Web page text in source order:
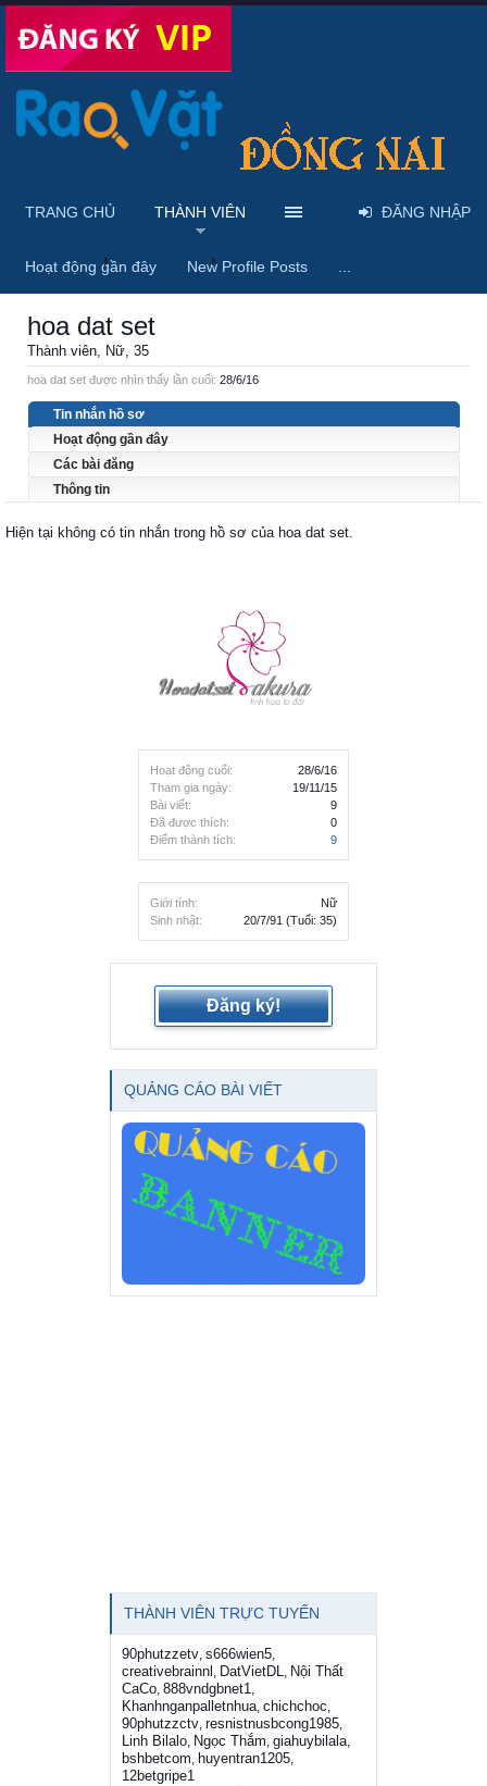
Trang chủ Thành viên hoa dat set
Hoạt động cuối:
28/6/16
Tham gia ngày:
19/11/15
Bài viết:
9
Đã được thích:
0
Điểm thành tích:
9
Giới tính:
Nữ
Sinh nhật:
20/7/91 (Tuổi: 35)
hoa dat set
Thành viên, Nữ, 35
hoa dat set được nhìn thấy lần cuối: 28/6/16
Tin nhắn hồ sơ
Hoạt động gần đây
Các bài đăng
Thông tin
Hiện tại không có tin nhắn trong hồ sơ của hoa dat set.
Đăng ký!
QUẢNG CÁO BÀI VIẾT
THÀNH VIÊN TRỰC TUYẾN
90phutzzetv, s666wien5,
creativebrainnl , DatVietDL, Nội Thất
CaCo, 888vndgbnet1,
Khanhnganpalletnhua, chichchoc,
90phutzzctv, resnistnusbcong1985,
Linh Bilalo, Ngọc Thắm, giahuybilala,
bshbetcom, huyentran1205,
12betgripe1
TRANG CHỦ THÀNH VIÊN
Hoạt động gần đây New Profile Posts
ĐĂNG NHẬP